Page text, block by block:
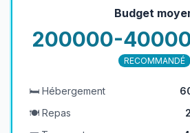
Budget
200000-
RECOMMANDÉ
🛏️ Hébergement
🍽️ Repas